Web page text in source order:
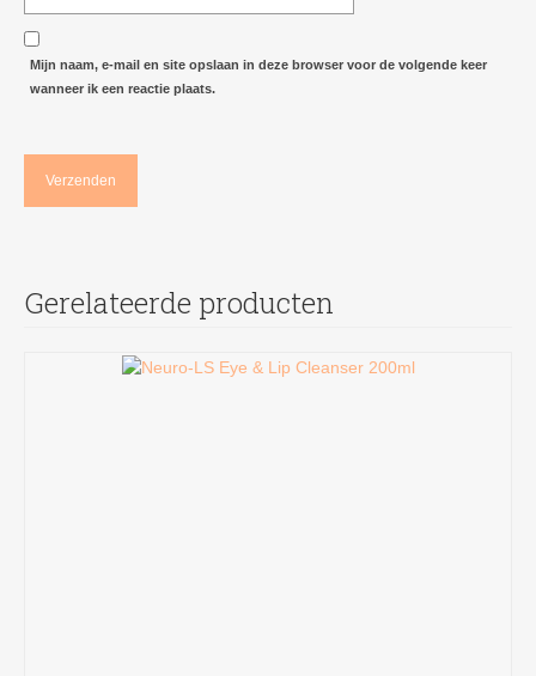
Mijn naam, e-mail en site opslaan in deze browser voor de volgende keer
wanneer ik een reactie plaats.
Gerelateerde producten